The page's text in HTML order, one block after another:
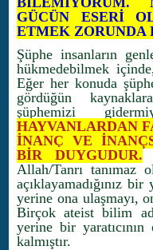
GÜCÜN ESERİ
ETMEK
Şüphe insanların
hükmedebilmek
Eğer her konuda
gördüğün
şüphemizi
HAYVANLARDAN
İNANÇ VE
BİR DUYGUDUR.
Allah/Tanrı tanımaz
açıklayamadığınız
yerine ona ulaşmayı,
Birçok ateist bilim
yerine bir
kalmıştır.